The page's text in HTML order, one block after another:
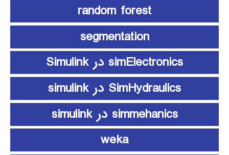
random forest
segmentation
simElectronics در Simulink
SimHydraulics در simulink
simmehanics در simulink
weka